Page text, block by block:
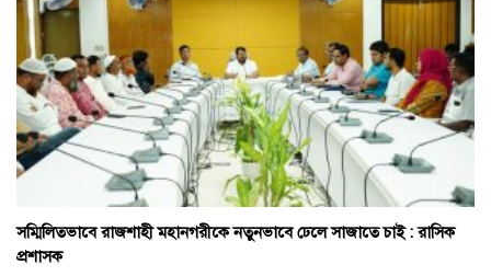
সম্মিলিতভাবে রাজশাহী মহানগরীকে নতুনভাবে ঢেলে সাজাতে চাই : রাসিক
প্রশাসক